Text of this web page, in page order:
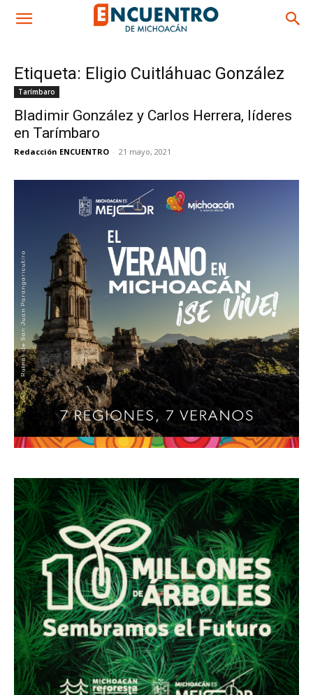
Etiqueta: Eligio Cuitláhuac González
Tarímbaro
Bladimir González y Carlos Herrera, líderes
en Tarímbaro
Redacción ENCUENTRO - 21 mayo, 2021